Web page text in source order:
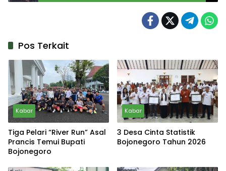
Pos Terkait
Kabar
Tiga Pelari “River Run” Asal
Prancis Temui Bupati
Bojonegoro
Kabar
3 Desa Cinta Statistik
Bojonegoro Tahun 2026